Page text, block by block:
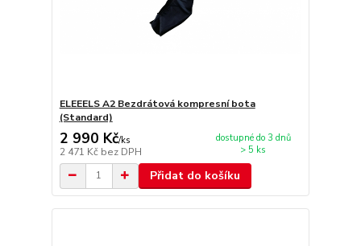
ELEEELS A2 Bezdrátová kompresní bota
(Standard)
2 990 Kč/ks
2 471 Kč bez DPH
dostupné do 3 dnů
> 5 ks
Přidat do košíku